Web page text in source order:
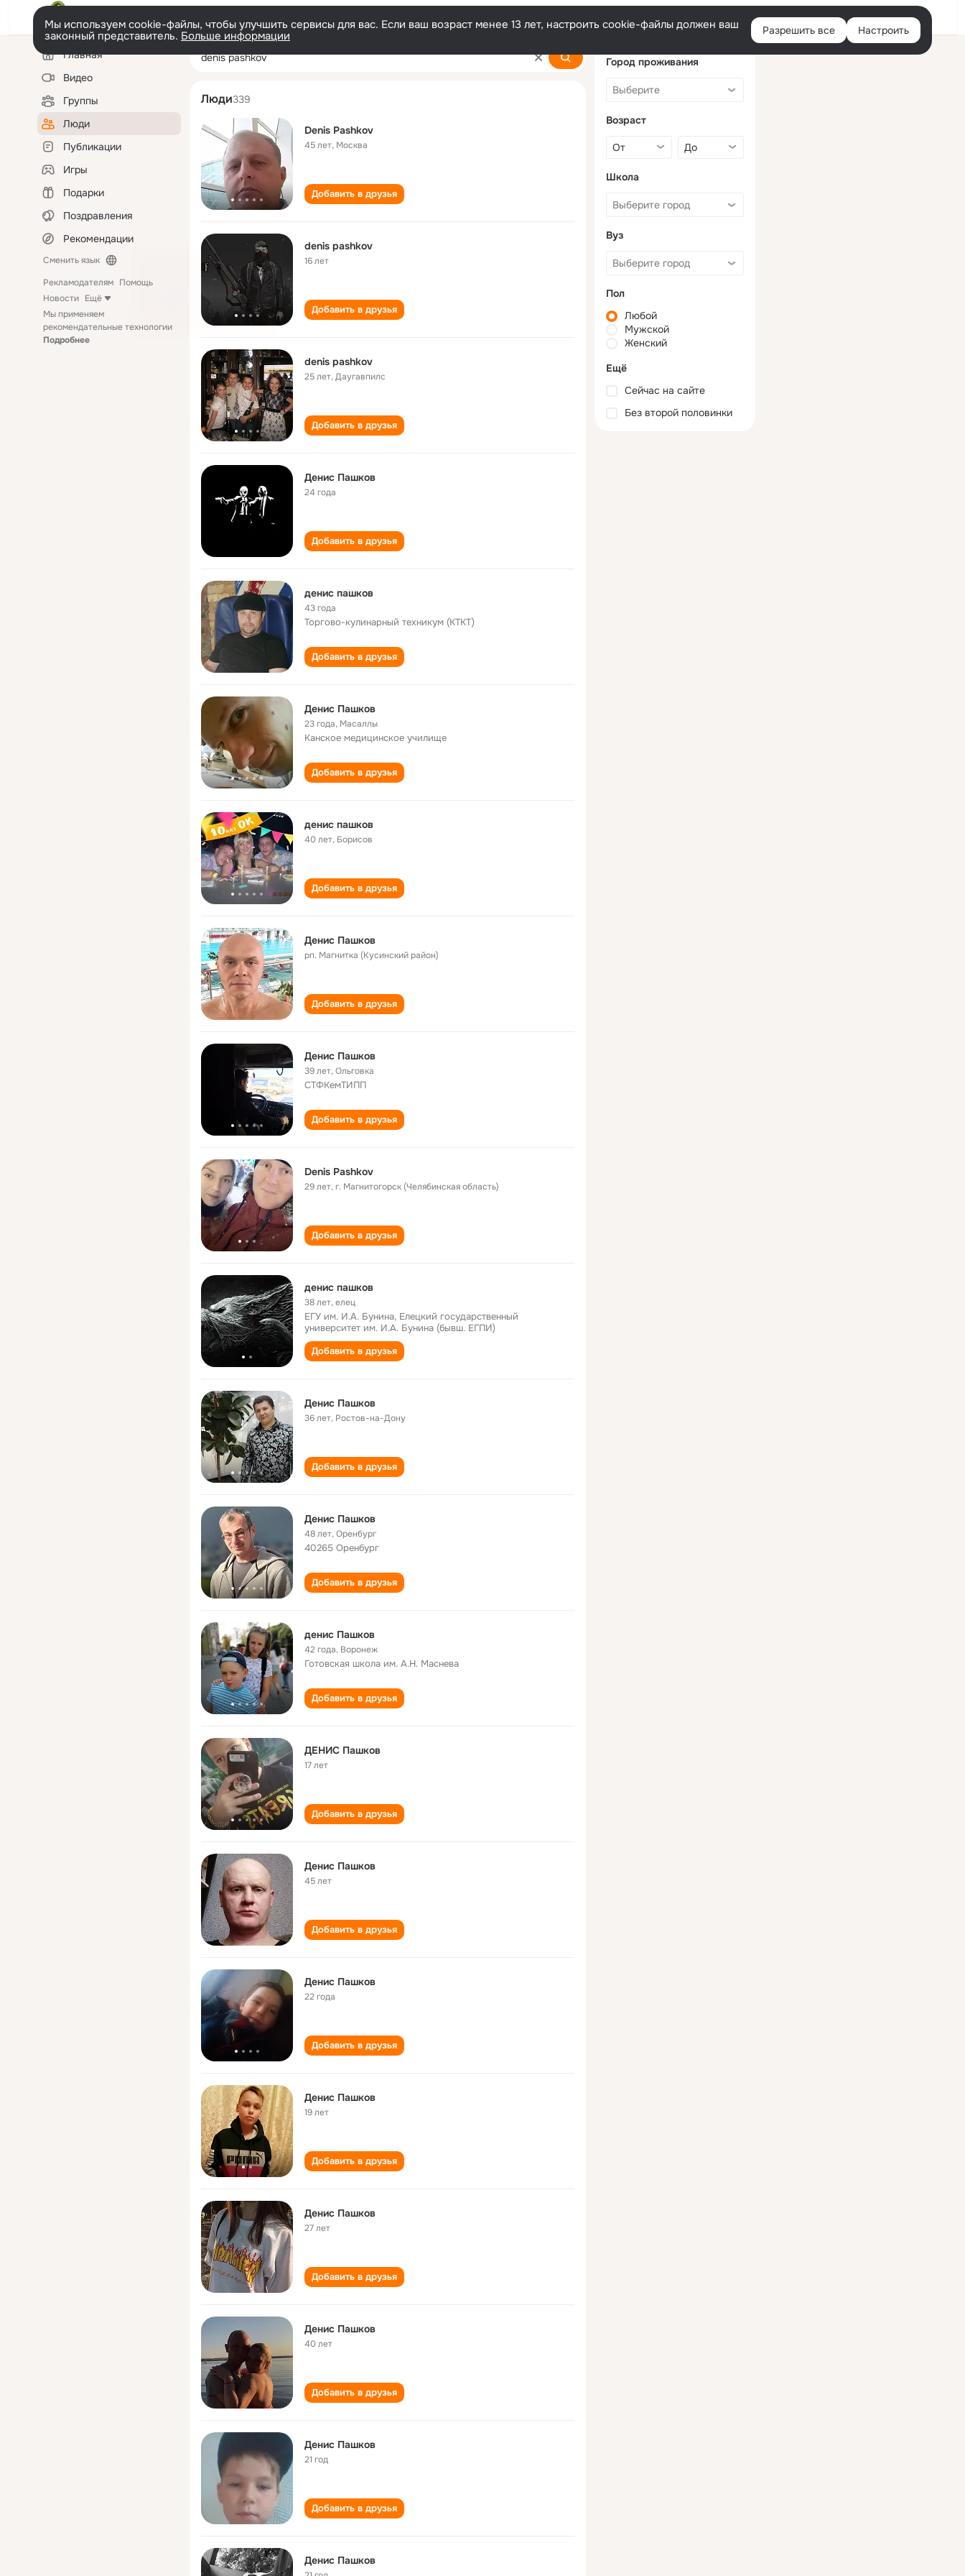
Войти
Мы используем cookie-файлы, чтобы улучшить сервисы для вас. Если ваш возраст менее 13 лет, настроить cookie-файлы должен ваш
законный представитель. Больше информации Разрешить все Настроить
Левая
колонкаГлавная
Видео
Группы
Люди
Публикации
Игры
Подарки
Поздравления
Рекомендации
Сменить язык
Рекламодателям Помощь
Новости Ещё
Мы применяем
рекомендательные технологии
Подробнее
denis pashkov
Люди339
Denis Pashkov
45 лет, Москва
Добавить в друзья
denis pashkov
16 лет
Добавить в друзья
denis pashkov
25 лет,Даугавпилс
Добавить в друзья
Денис Пашков
24 года
Добавить в друзья
денис пашков
43 года
Торгово-кулинарный техникум (КТКТ)
Добавить в друзья
Денис Пашков
23 года, Масаллы
Канское медицинское училище
Добавить в друзья
денис пашков
40 лет, Борисов
Добавить в друзья
Денис Пашков
рп. Магнитка (Кусинский район)
Добавить в друзья
Денис Пашков
39 лет,Ольговка
СТФКемТИПП
Добавить в друзья
Denis Pashkov
29 лет,г. Магнитогорск (Челябинская область)
Добавить в друзья
денис пашков
38 лет,елец
ЕГУ им. И.А. Бунина, Елецкий государственный
университет им. И.А. Бунина (бывш. ЕГПИ)
Добавить в друзья
Денис Пашков
36 лет, Ростов-на-Дону
Добавить в друзья
Денис Пашков
48 лет,Оренбург
40265 Оренбург
Добавить в друзья
денис Пашков
42 года, Воронеж
Готовская школа им. А.Н. Маснева
Добавить в друзья
ДЕНИС Пашков
17 лет
Добавить в друзья
Дениc Пашков
45 лет
Добавить в друзья
Денис Пашков
22 года
Добавить в друзья
Денис Пашков
19 лет
Добавить в друзья
Денис Пашков
27 лет
Добавить в друзья
Денис Пашков
40 лет
Добавить в друзья
Денис Пашков
21 год
Добавить в друзья
Денис Пашков
Город проживания
Возраст
Школа
Вуз
Пол
Любой
Мужской
Женский
Ещё
Сейчас на сайте
Без второй половинки